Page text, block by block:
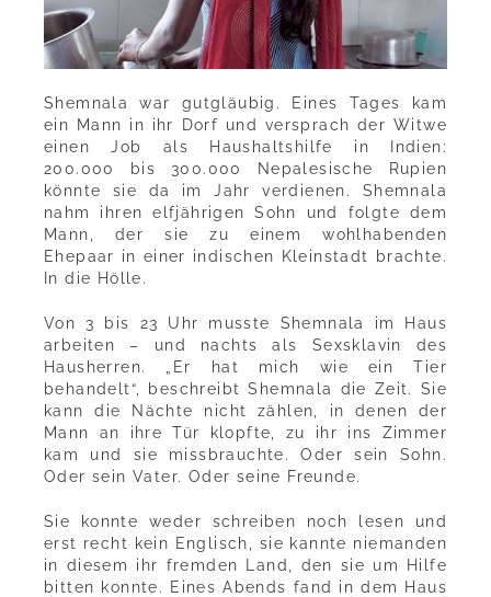
Shemnala war gutgläubig. Eines Tages kam
ein Mann in ihr Dorf und versprach der Witwe
einen Job als Haushaltshilfe in Indien:
200.000 bis 300.000 Nepalesische Rupien
könnte sie da im Jahr verdienen. Shemnala
nahm ihren elfjährigen Sohn und folgte dem
Mann, der sie zu einem wohlhabenden
Ehepaar in einer indischen Kleinstadt brachte.
In die Hölle.
Von 3 bis 23 Uhr musste Shemnala im Haus
arbeiten – und nachts als Sexsklavin des
Hausherren. „Er hat mich wie ein Tier
behandelt“, beschreibt Shemnala die Zeit. Sie
kann die Nächte nicht zählen, in denen der
Mann an ihre Tür klopfte, zu ihr ins Zimmer
kam und sie missbrauchte. Oder sein Sohn.
Oder sein Vater. Oder seine Freunde.
Sie konnte weder schreiben noch lesen und
erst recht kein Englisch, sie kannte niemanden
in diesem ihr fremden Land, den sie um Hilfe
bitten konnte. Eines Abends fand in dem Haus